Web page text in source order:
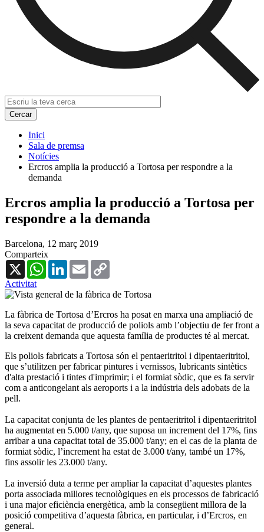
Inici
Sala de premsa
Notícies
Ercros amplia la producció a Tortosa per respondre a la
demanda
Ercros amplia la producció a Tortosa per
respondre a la demanda
Barcelona, 12 març 2019
Comparteix
X
WhatsAppLinkedInEmail
Activitat
La fàbrica de Tortosa d’Ercros ha posat en marxa una ampliació de
la seva capacitat de producció de poliols amb l’objectiu de fer front a
la creixent demanda que aquesta família de productes té al mercat.
Els poliols fabricats a Tortosa són el pentaeritritol i dipentaeritritol,
que s’utilitzen per fabricar pintures i vernissos, lubricants sintètics
d'alta prestació i tintes d'imprimir; i el formiat sòdic, que es fa servir
com a anticongelant als aeroports i a la indústria dels adobats de la
pell.
La capacitat conjunta de les plantes de pentaeritritol i dipentaeritritol
ha augmentat en 5.000 t/any, que suposa un increment del 17%, fins
arribar a una capacitat total de 35.000 t/any; en el cas de la planta de
formiat sòdic, l’increment ha estat de 3.000 t/any, també un 17%,
fins assolir les 23.000 t/any.
La inversió duta a terme per ampliar la capacitat d’aquestes plantes
porta associada millores tecnològiques en els processos de fabricació
i una major eficiència energètica, amb la consegüent millora de la
posició competitiva d’aquesta fàbrica, en particular, i d’Ercros, en
general.